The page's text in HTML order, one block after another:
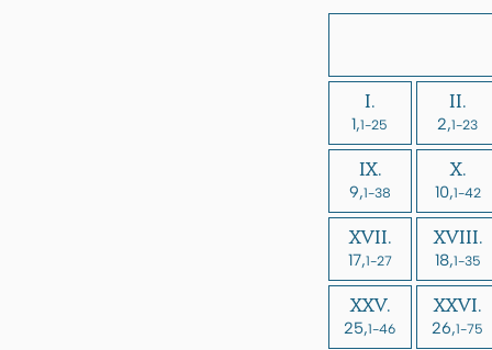
I.
1,1-25
II.
2,1-23
IX.
9,1-38
X.
10,1-42
XVII.
17,1-27
XVIII.
18,1-35
XXV.
25,1-46
XXVI.
26,1-75